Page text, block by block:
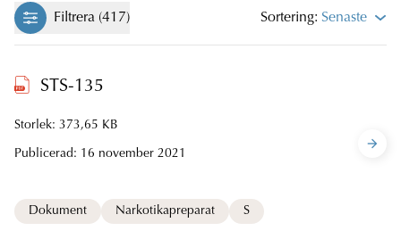
Filtrera (417) Sortering: Senaste
STS-135
Storlek: 373,65 KB
Publicerad: 16 november 2021
Dokument Narkotikapreparat S